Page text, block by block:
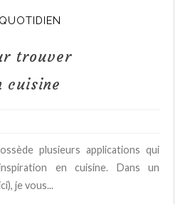
trouver
cuisine
plusieurs applications qui
en cuisine. Dans un
je vous...